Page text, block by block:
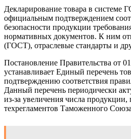
Декларирование товара в системе
официальным подтверждением
безопасности продукции
нормативных документов. К ним
(ГОСТ), отраслевые стандарты и
Постановление Правительства от
устанавливает Единый перечень
подтверждению соответствия
Данный перечень периодически
из-за увеличения числа
техрегламентов Таможенного